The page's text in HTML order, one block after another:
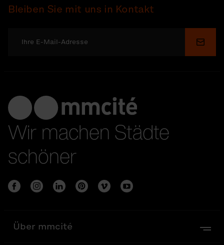
Bleiben Sie mit uns in Kontakt
Wir machen Städte
schöner
Über mmcité